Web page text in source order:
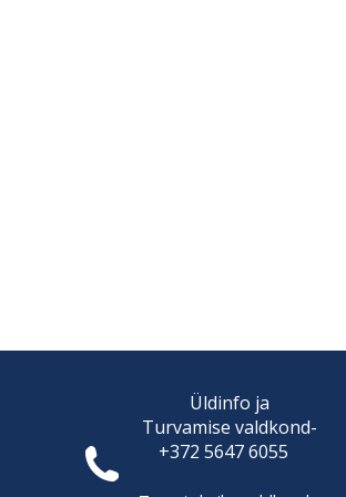
Üldinfo ja
Turvamisevaldkond-
+372 5647 6055